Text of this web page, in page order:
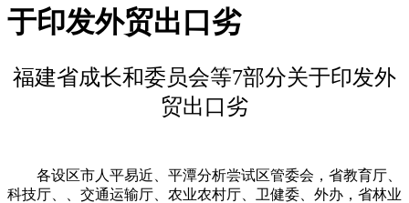
于印发外贸出口劣
福建省成长和委员会等7部分关于印发外
贸出口劣
各设区市人平易近、平潭分析尝试区管委会，省教育厅、
科技厅、、交通运输厅、农业农村厅、卫健委、外办，省林业